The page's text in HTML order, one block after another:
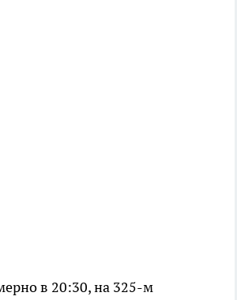
в 20:30, на 325-м